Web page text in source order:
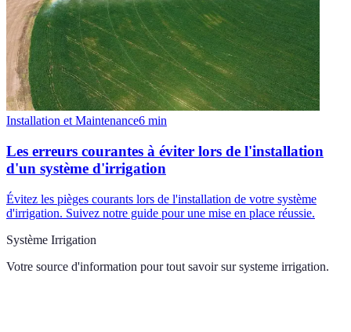
Installation et Maintenance6 min
Les erreurs courantes à éviter lors de l'installation
d'un système d'irrigation
Évitez les pièges courants lors de l'installation de votre système
d'irrigation. Suivez notre guide pour une mise en place réussie.
Système Irrigation
Votre source d'information pour tout savoir sur systeme irrigation.